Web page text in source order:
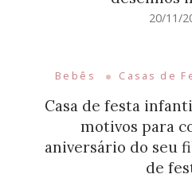
20/11/
Bebês Casas de
Casa de festa
motivos para
aniversário do seu
de